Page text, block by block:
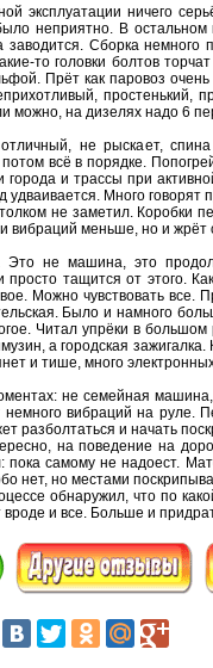
эксплуатации ничего
неприятно. В
заводится. Сборка
то головки болтов
Прёт как паровоз
можно, на дизелях надо 6
не рыскает,
потом всё в порядке.
и трассы при
Много говорят
не заметил. Коробки
вибраций меньше, но и жрёт
Это не машина, это
просто тащится от этого.
Можно чувствовать
Было и намного
Читал упрёки в
а городская
и тише, много
не семейная
немного вибраций на
разболтаться и начать
на поведение на
пока самому не надоест.
нет, но местами
обнаружил, что по
вроде и все. Больше и